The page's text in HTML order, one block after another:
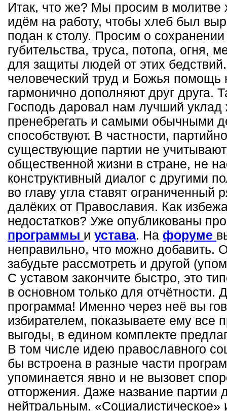
Итак, что же? Мы просим в
идём на работу, чтобы хлеб был
подан к столу. Просим о сохранении
губительства, труса, потопа, огня,
для защиты людей от этих
человеческий труд и Божья помощь
гармонично дополняют друг друга.
Господь даровал нам лучший
пренебрегать и самыми обычными
способствуют. В частности,
существующие партии не учитывают
общественной жизни в стране, не
конструктивный диалог с другими
во главу угла ставят ограниченный
далёких от Православия. Как
недостатков? Уже опубликованы
программы и устава. На форуме
неправильно, что можно добавить.
забудьте рассмотреть и другой
С уставом закончите быстро, это
в основном только для отчётности.
программа! Именно через неё вы
избирателем, показываете ему все
выгоды, в едином комплекте
В том числе идею православного
бы встроена в разные части
упоминается явно и не вызовет
отторжения. Даже название партии
нейтральным. «Социалистическое»